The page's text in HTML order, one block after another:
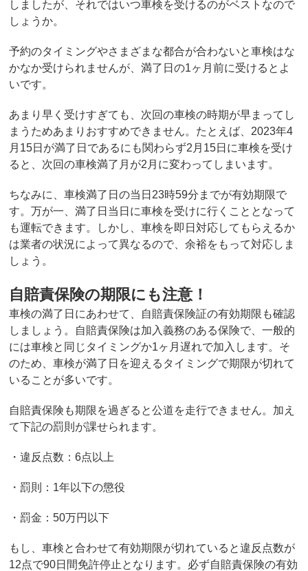
しましたが、それではいつ車検を受けるのがベストなので
しょうか。
予約のタイミングやさまざまな都合が合わないと車検はな
かなか受けられませんが、満了日の1ヶ月前に受けるとよ
いです。
あまり早く受けすぎても、次回の車検の時期が早まってし
まうためあまりおすすめできません。たとえば、2023年4
月15日が満了日であるにも関わらず2月15日に車検を受け
ると、次回の車検満了月が2月に変わってしまいます。
ちなみに、車検満了日の当日23時59分までが有効期限で
す。万が一、満了日当日に車検を受けに行くこととなって
も運転できます。しかし、車検を即日対応してもらえるか
は業者の状況によって異なるので、余裕をもって対応しま
しょう。
自賠責保険の期限にも注意！
車検の満了日にあわせて、自賠責保険証の有効期限も確認
しましょう。自賠責保険は加入義務のある保険で、一般的
には車検と同じタイミングか1ヶ月遅れで加入します。そ
のため、車検が満了日を迎えるタイミングで期限が切れて
いることが多いです。
自賠責保険も期限を過ぎると公道を走行できません。加え
て下記の罰則が課せられます。
・違反点数：6点以上
・罰則：1年以下の懲役
・罰金：50万円以下
もし、車検と合わせて有効期限が切れていると違反点数が
12点で90日間免許停止となります。必ず自賠責保険の有効